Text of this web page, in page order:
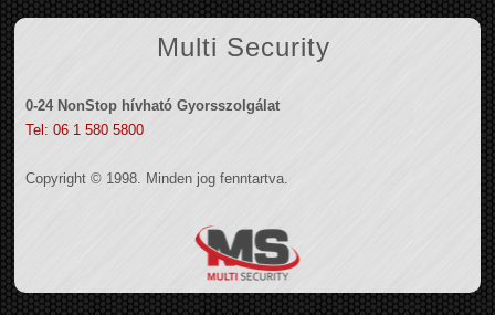
Multi Security
0-24 NonStop hívható Gyorsszolgálat
Tel: 06 1 580 5800
Copyright © 1998. Minden jog fenntartva.